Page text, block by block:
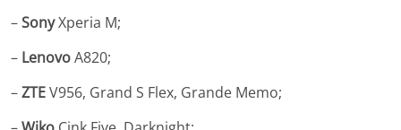
–SonyXperia M;
– LenovoA820;
–ZTEV956, Grand S Flex, Grande Memo;